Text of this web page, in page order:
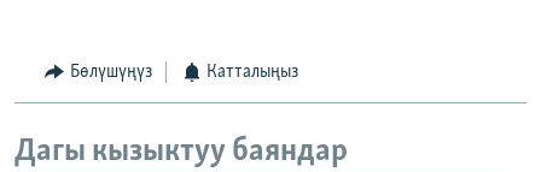
Бөлүшүңүз Катталыңыз
Дагы кызыктуу баяндар